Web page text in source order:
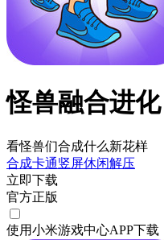
怪兽融合进化
看怪兽们合成什么新花样
合成卡通竖屏休闲解压
立即下载
官方正版
使用小米游戏中心APP下载